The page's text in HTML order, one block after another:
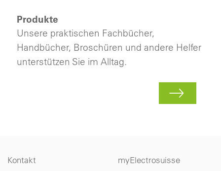
Produkte
Unsere praktischen Fachbücher,
Handbücher, Broschüren und andere Helfer
unterstützen Sie im Alltag.
Kontakt
myElectrosuisse